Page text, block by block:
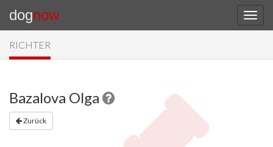
dognow
RICHTER
Bazalova Olga
Zurück